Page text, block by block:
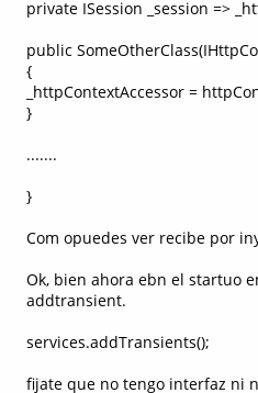
private ISession _session =>
public
{
_httpContextAccessor =
}
.......
}
Com opuedes ver recibe por
Ok, bien ahora ebn el startuo
addtransient.
services.addTransients();
fijate que no tengo interfaz ni